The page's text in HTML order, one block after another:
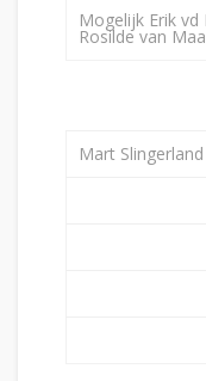
Mogelijk Erik
Rosilde van
Mart Slingerland